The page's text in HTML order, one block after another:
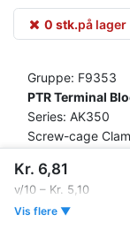
0 stk.på lager
Gruppe: F9353
PTR Terminal
Series: AK350
Screw-cage
Pitch: 5mm
Technical
Kr. 6,81
v/10 – Kr. 5,10
Vis flere ▼